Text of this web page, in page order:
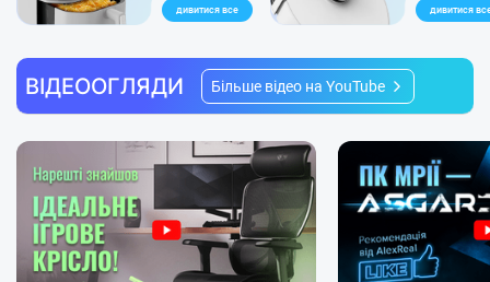
дивитися все дивитися
ВІДЕООГЛЯДИ Більше відео на YouTube